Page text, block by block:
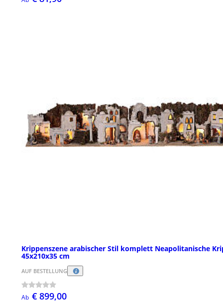
Krippenszene arabischer Stil komplett Neapolitanische
45x210x35 cm
AUF BESTELLUNG
Ab € 899,00